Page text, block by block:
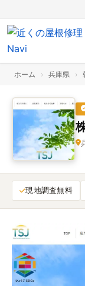
ホーム › 兵庫県 ›
現地調査無料